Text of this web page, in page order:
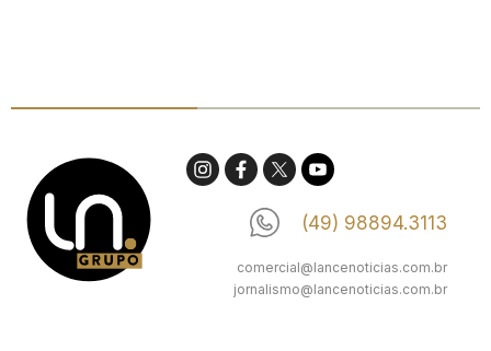
(49) 98894.3113
comercial@lancenoticias.com.br
jornalismo@lancenoticias.com.br